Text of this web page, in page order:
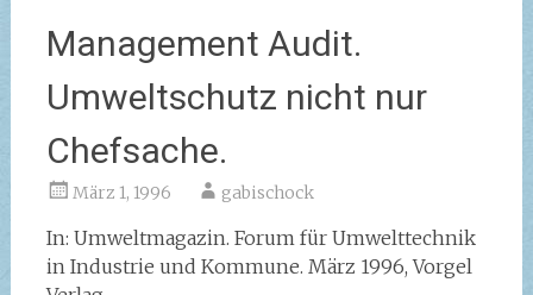
Management Audit.
Umweltschutz nicht nur
Chefsache.
März 1, 1996 gabischock
In: Umweltmagazin. Forum für Umwelttechnik
in Industrie und Kommune. März 1996, Vorgel